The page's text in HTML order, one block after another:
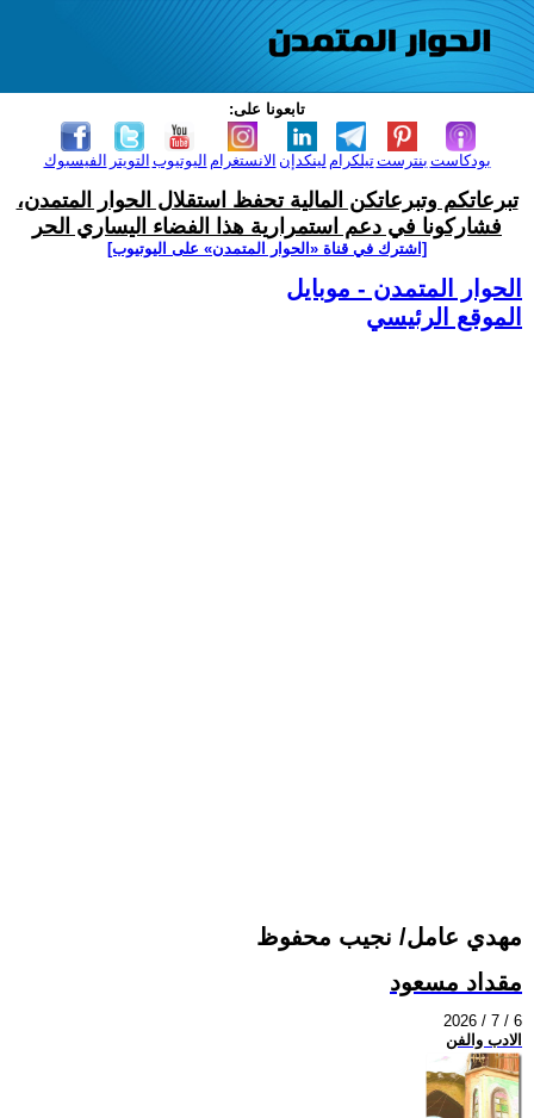
تابعونا على:
الفيسبوك التويتر اليوتيوب الانستغرام لينكدإن تيلكرامبنترست بودكاست
تبرعاتكم وتبرعاتكن المالية تحفظ استقلال الحوار المتمدن،
فشاركونا في دعم استمرارية هذا الفضاء اليساري الحر
[اشترك في قناة ‫«الحوار المتمدن» على اليوتيوب]
الحوار المتمدن - موبايل
الموقع الرئيسي
مهدي عامل/ نجيب محفوظ
مقداد مسعود
2026 / 7 / 6
الادب والفن